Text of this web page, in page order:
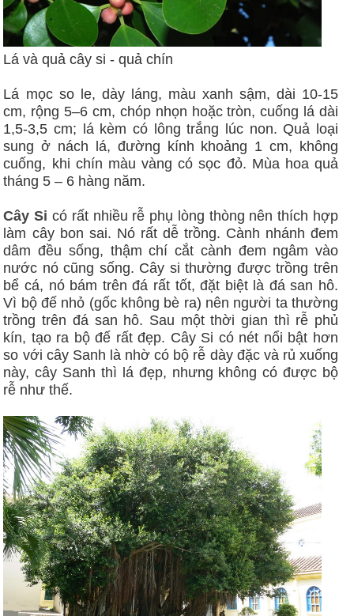
Lá và quả cây si - quả chín
Lá mọc so le, dày láng, màu xanh sậm, dài 10-15
cm, rộng 5–6 cm, chóp nhọn hoặc tròn, cuống lá dài
1,5-3,5 cm; lá kèm có lông trắng lúc non. Quả loại
sung ở nách lá, đường kính khoảng 1 cm, không
cuống, khi chín màu vàng có sọc đỏ. Mùa hoa quả
tháng 5 – 6 hàng năm.
Cây Si có rất nhiều rễ phụ lòng thòng nên thích hợp
làm cây bon sai. Nó rất dễ trồng. Cành nhánh đem
dâm đều sống, thậm chí cắt cành đem ngâm vào
nước nó cũng sống. Cây si thường được trồng trên
bể cá, nó bám trên đá rất tốt, đặt biệt là đá san hô.
Vì bộ đế nhỏ (gốc không bè ra) nên người ta thường
trồng trên đá san hô. Sau một thời gian thì rễ phủ
kín, tạo ra bộ đế rất đẹp. Cây Si có nét nổi bật hơn
so với cây Sanh là nhờ có bộ rễ dày đặc và rủ xuống
này, cây Sanh thì lá đẹp, nhưng không có được bộ
rễ như thế.